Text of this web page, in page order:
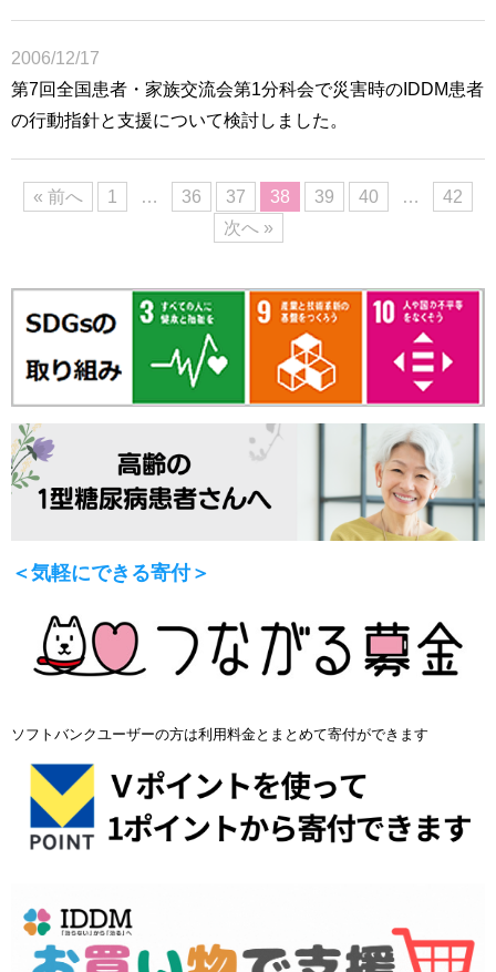
2006/12/17
第7回全国患者・家族交流会第1分科会で災害時のIDDM患者
の行動指針と支援について検討しました。
« 前へ 1 … 36 37 38 39 40 …
42
次へ »
＜気軽にできる寄付＞
ソフトバンクユーザーの方は利用料金とまとめて寄付ができます